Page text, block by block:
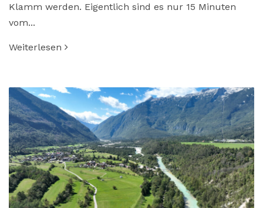
Klamm werden. Eigentlich sind es nur 15 Minuten
vom...
Weiterlesen